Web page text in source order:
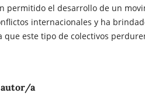
permitido el desarrollo de un
internacionales y ha
que este tipo de colectivos
a